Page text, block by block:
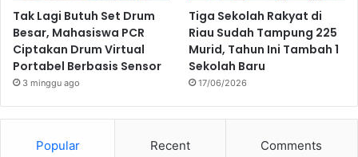
Tak Lagi Butuh Set Drum
Besar, Mahasiswa PCR
Ciptakan Drum Virtual
Portabel Berbasis Sensor
3 minggu ago
Tiga Sekolah Rakyat di
Riau Sudah Tampung 225
Murid, Tahun Ini Tambah 1
Sekolah Baru
17/06/2026
Popular Recent Comments